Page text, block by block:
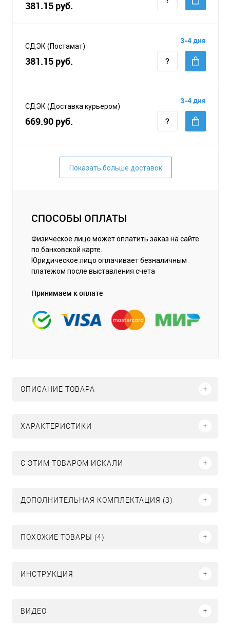
381.15 руб.
СДЭК (Постамат)
381.15 руб.
3-4 дня
СДЭК (Доставка курьером)
669.90 руб.
3-4 дня
Показать больше доставок
СПОСОБЫ ОПЛАТЫ
Физическое лицо может оплатить заказ на сайте
по банковской карте.
Юридическое лицо оплачивает безналичным
платежом после выставления счета
Принимаем к оплате
ОПИСАНИЕ ТОВАРА
ХАРАКТЕРИСТИКИ
C ЭТИМ ТОВАРОМ ИСКАЛИ
ДОПОЛНИТЕЛЬНАЯ КОМПЛЕКТАЦИЯ (3)
ПОХОЖИЕ ТОВАРЫ (4)
ИНСТРУКЦИЯ
ВИДЕО